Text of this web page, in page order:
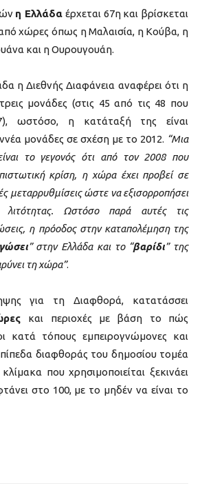
η Ελλάδαέρχεται 67η και βρίσκεται
χώρες όπως η Μαλαισία, η Κούβα, η
και η Ουρουγουάη.
η Διεθνής Διαφάνεια αναφέρει ότι η
μονάδες (στις 45 από τις 48 που
ωστόσο, η κατάταξή της είναι
μονάδες σε σχέση με το 2012. “Μια
το γεγονός ότι από τον 2008 που
κρίση, η χώρα έχει προβεί σε
μεταρρυθμίσεις ώστε να εξισορροπήσει
λιτότητας. Ωστόσο παρά αυτές τις
η πρόοδος στην καταπολέμηση της
” στην Ελλάδα και το “βαρίδι” της
τη χώρα”.
για τη Διαφθορά, κατατάσσει
και περιοχές με βάση το πώς
κατά τόπους εμπειρογνώμονες και
διαφθοράς του δημοσίου τομέα
που χρησιμοποιείται ξεκινάει
στο 100, με το μηδέν να είναι το